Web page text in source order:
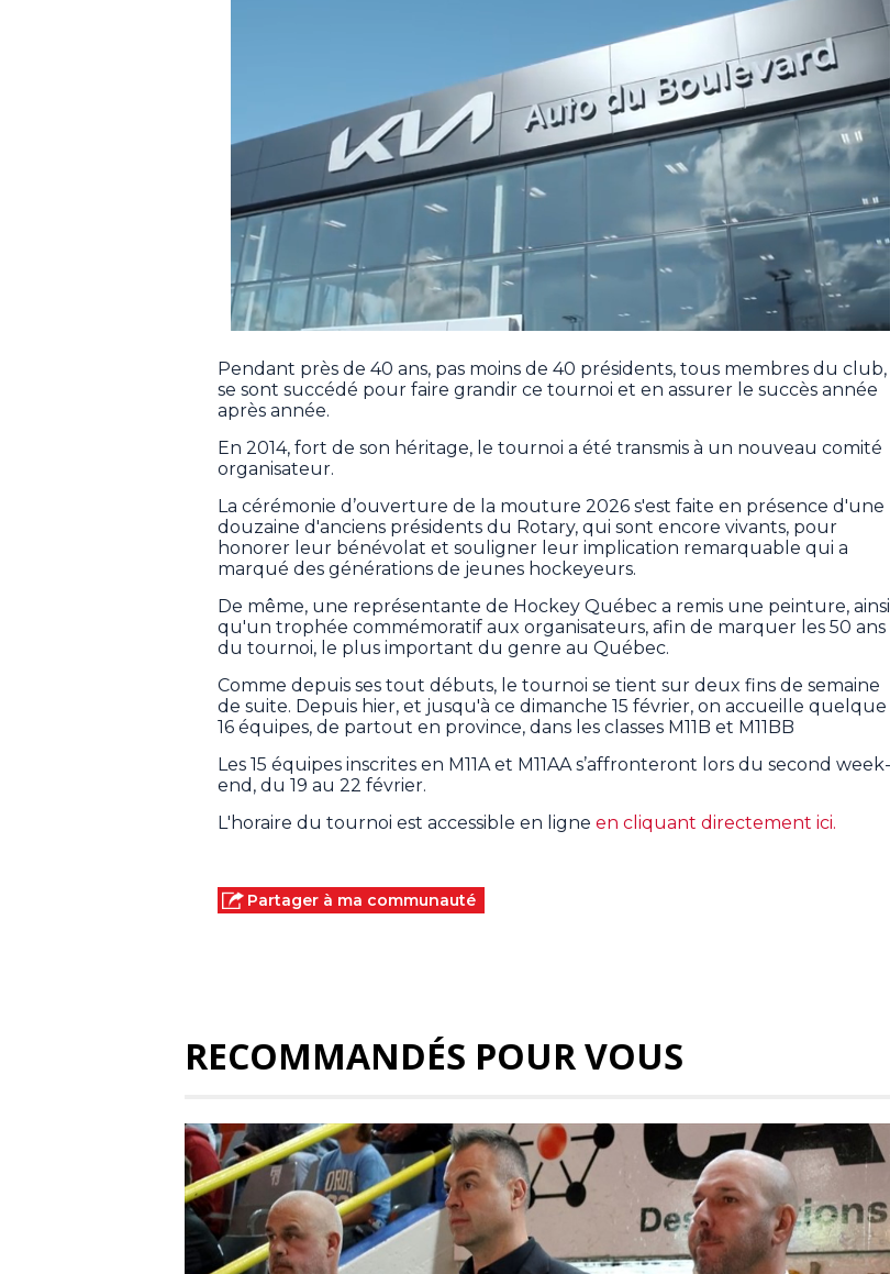
Pendant près de 40 ans, pas moins de 40 présidents, tous membres du club,
se sont succédé pour faire grandir ce tournoi et en assurer le succès année
après année.
En 2014, fort de son héritage, le tournoi a été transmis à un nouveau comité
organisateur.
La cérémonie d’ouverture de la mouture 2026 s'est faite en présence d'une
douzaine d'anciens présidents du Rotary, qui sont encore vivants, pour
honorer leur bénévolat et souligner leur implication remarquable qui a
marqué des générations de jeunes hockeyeurs.
De même, une représentante de Hockey Québec a remis une peinture, ainsi
qu'un trophée commémoratif aux organisateurs, afin de marquer les 50 ans
du tournoi, le plus important du genre au Québec.
Comme depuis ses tout débuts, le tournoi se tient sur deux fins de semaine
de suite. Depuis hier, et jusqu'à ce dimanche 15 février, on accueille quelque
16 équipes, de partout en province, dans les classes M11B et M11BB
Les 15 équipes inscrites en M11A et M11AA s’affronteront lors du second week-
end, du 19 au 22 février.
L'horaire du tournoi est accessible en ligne en cliquant directement ici.
Partager à ma communauté
RECOMMANDÉS POUR VOUS